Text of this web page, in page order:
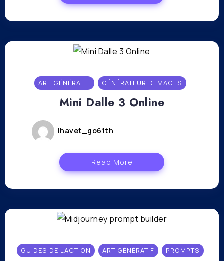
ART GÉNÉRATIF GÉNÉRATEUR D'IMAGES
Mini Dalle 3 Online
lhavet_go61th
Read More
GUIDES DE L'ACTION ART GÉNÉRATIF PROMPTS